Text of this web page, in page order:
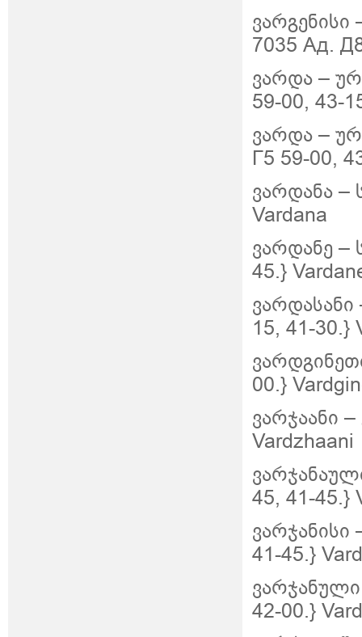
ვარგენისი
7035 Ад.
ვარდა –
59-00, 43-
ვარდა –
Г5 59-00,
ვარდანა –
Vardana
ვარდანე –
45.}
15, 41-30.}
00.}
ვარჯაანი
Vardzhaani
45, 41-45.}
ვარჯანისი
41-45.}
42-00.}